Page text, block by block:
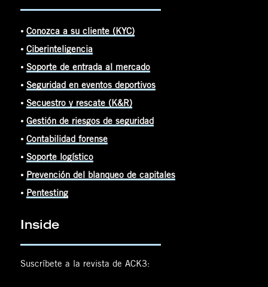
⦁Conozca a su cliente (KYC)
⦁Ciberinteligencia
⦁ Soporte de entrada al mercado
⦁ Seguridad en eventos deportivos
⦁ Secuestro y rescate (K&R)
⦁Gestión de riesgos de seguridad
⦁Contabilidad forense
⦁ Soporte logístico
⦁ Prevención del blanqueo de capitales
⦁ Pentesting
Inside
Suscríbete a la revista de ACK3: